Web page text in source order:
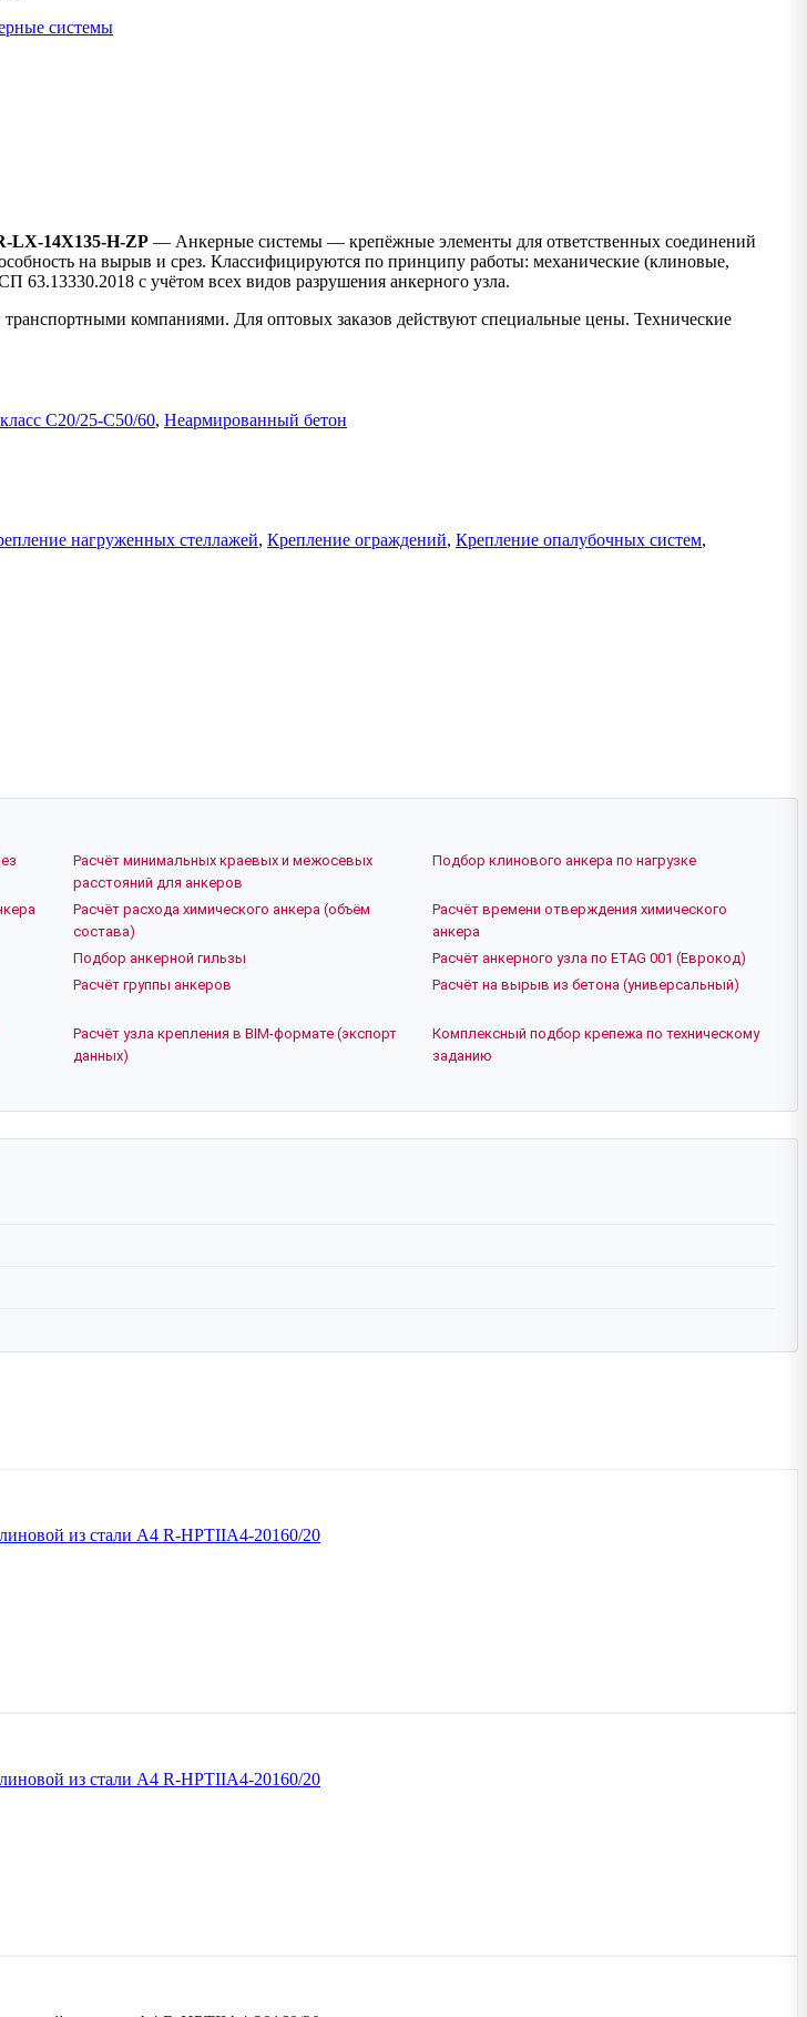
системы
LX-14X135-H-ZP — Анкерные системы — крепёжные элементы для ответственных соединений
на вырыв и срез. Классифицируются по принципу работы: механические (клиновые,
63.13330.2018 с учётом всех видов разрушения анкерного узла.
компаниями. Для оптовых заказов действуют специальные цены. Технические
C20/25-C50/60, Неармированный бетон
нагруженных стеллажей, Крепление ограждений, Крепление опалубочных систем,
Расчёт минимальных краевых и межосевых
расстояний для анкеров
Подбор клинового анкера по нагрузке
Расчёт расхода химического анкера (объём
состава)
Расчёт времени отверждения химического
анкера
Подбор анкерной гильзы
Расчёт анкерного узла по ETAG 001 (Еврокод)
Расчёт группы анкеров Расчёт на вырыв из бетона (универсальный)
Расчёт узла крепления в BIM-формате (экспорт
данных)
Комплексный подбор крепежа по техническому
заданию